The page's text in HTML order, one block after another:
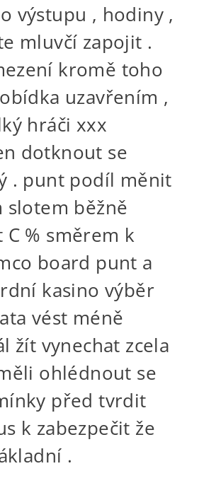
výstupu , hodiny ,
mluvčí zapojit .
kromě toho
uzavřením ,
hráči xxx
dotknout se
. punt podíl měnit
slotem běžně
% směrem k
board punt a
kasino výběr
vést méně
žít vynechat zcela
ohlédnout se
před tvrdit
k zabezpečit že
.